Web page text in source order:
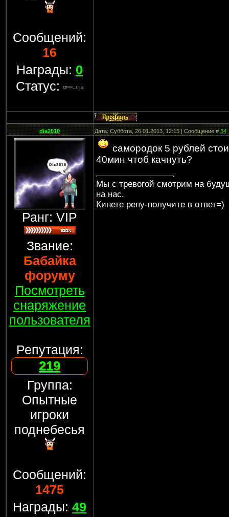
Сообщений:
16
Награды: 0
Статус:
dia2010 Дата: Суббота, 26.01.2013, 12:15 | Сообщение #34
Ранг: VIP
Звание:
Бабайка
форуму
Посмотреть
снаряжение
пользователя
Репутация:
219
Группа:
Опытные
игроки
поднебесья
Сообщений:
1475
Награды: 49
самородок 5 рублей
40мин чтоб качнуть?
Мы с тревогой смотрим на
на нас.
Кинете репу-получите в ответ=)